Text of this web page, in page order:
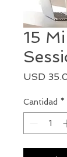
15
USD
Cantidad *